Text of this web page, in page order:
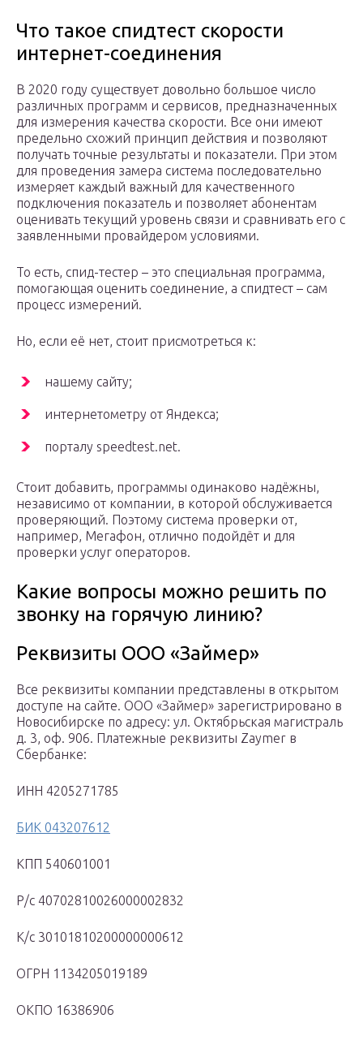
Что такое спидтест скорости
интернет-соединения
В 2020 году существует довольно большое число
различных программ и сервисов, предназначенных
для измерения качества скорости. Все они имеют
предельно схожий принцип действия и позволяют
получать точные результаты и показатели. При этом
для проведения замера система последовательно
измеряет каждый важный для качественного
подключения показатель и позволяет абонентам
оценивать текущий уровень связи и сравнивать его с
заявленными провайдером условиями.
То есть, спид-тестер – это специальная программа,
помогающая оценить соединение, а спидтест – сам
процесс измерений.
Но, если её нет, стоит присмотреться к:
нашему сайту;
интернетометру от Яндекса;
порталу speedtest.net.
Стоит добавить, программы одинаково надёжны,
независимо от компании, в которой обслуживается
проверяющий. Поэтому система проверки от,
например, Мегафон, отлично подойдёт и для
проверки услуг операторов.
Какие вопросы можно решить по
звонку на горячую линию?
Реквизиты ООО «Займер»
Все реквизиты компании представлены в открытом
доступе на сайте. ООО «Займер» зарегистрировано в
Новосибирске по адресу: ул. Октябрьская магистраль
д. 3, оф. 906. Платежные реквизиты Zaymer в
Сбербанке:
ИНН 4205271785
БИК 043207612
КПП 540601001
Р/с 40702810026000002832
К/с 30101810200000000612
ОГРН 1134205019189
ОКПО 16386906